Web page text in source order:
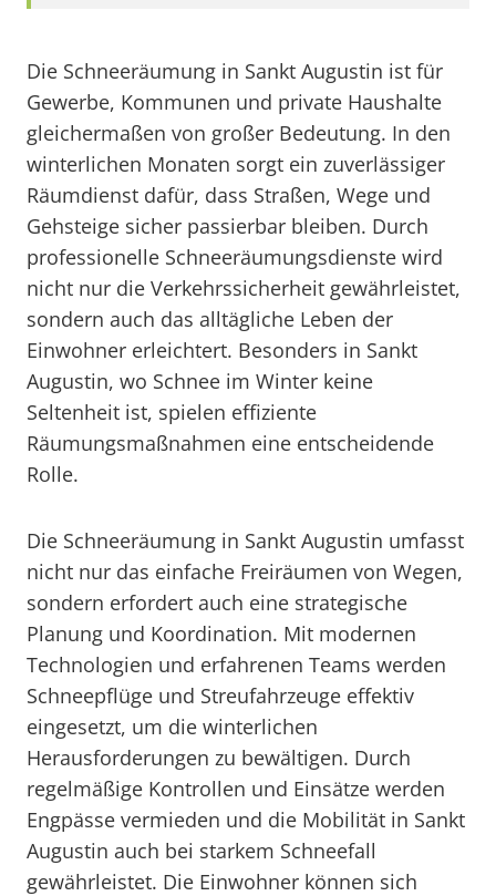
Die Schneeräumung in Sankt Augustin ist für
Gewerbe, Kommunen und private Haushalte
gleichermaßen von großer Bedeutung. In den
winterlichen Monaten sorgt ein zuverlässiger
Räumdienst dafür, dass Straßen, Wege und
Gehsteige sicher passierbar bleiben. Durch
professionelle Schneeräumungsdienste wird
nicht nur die Verkehrssicherheit gewährleistet,
sondern auch das alltägliche Leben der
Einwohner erleichtert. Besonders in Sankt
Augustin, wo Schnee im Winter keine
Seltenheit ist, spielen effiziente
Räumungsmaßnahmen eine entscheidende
Rolle.
Die Schneeräumung in Sankt Augustin umfasst
nicht nur das einfache Freiräumen von Wegen,
sondern erfordert auch eine strategische
Planung und Koordination. Mit modernen
Technologien und erfahrenen Teams werden
Schneepflüge und Streufahrzeuge effektiv
eingesetzt, um die winterlichen
Herausforderungen zu bewältigen. Durch
regelmäßige Kontrollen und Einsätze werden
Engpässe vermieden und die Mobilität in Sankt
Augustin auch bei starkem Schneefall
gewährleistet. Die Einwohner können sich